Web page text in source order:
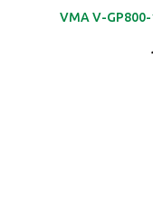
VMA V-